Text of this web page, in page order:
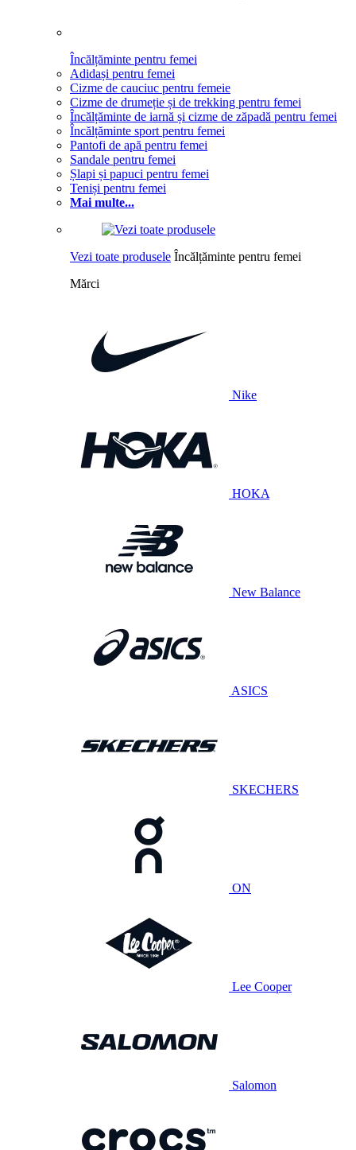
Încălțăminte pentru femei
Adidași pentru femei
Cizme de cauciuc pentru femeie
Cizme de drumeție și de trekking pentru femei
Încălțăminte de iarnă și cizme de zăpadă pentru femei
Încălțăminte sport pentru femei
Pantofi de apă pentru femei
Sandale pentru femei
Șlapi și papuci pentru femei
Teniși pentru femei
Mai multe...
Vezi toate produsele Încălțăminte pentru femei
Mărci
Nike
HOKA
New Balance
ASICS
SKECHERS
ON
Lee Cooper
Salomon